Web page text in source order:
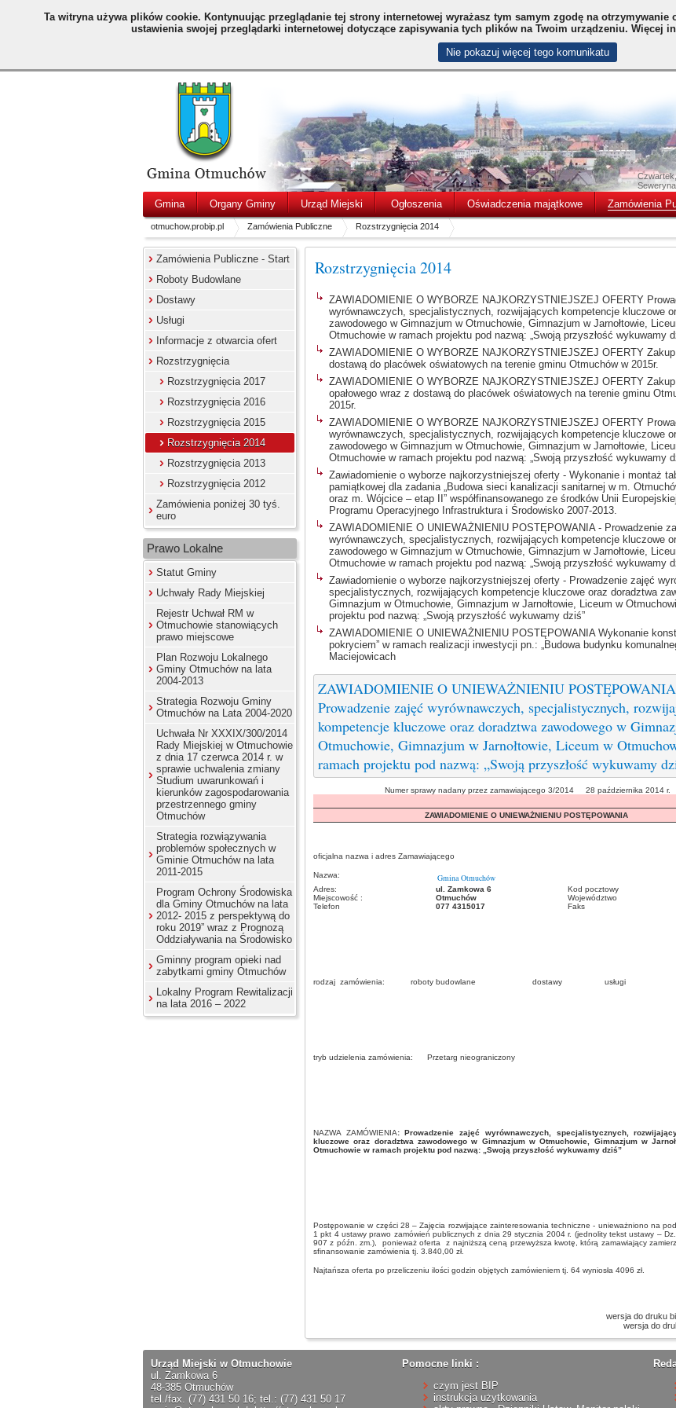
Ta witryna używa plików cookie. Kontynuując przeglądanie tej strony internetowej wyrażasz tym samym zgodę na
ustawienia swojej przeglądarki internetowej dotyczące zapisywania tych plików na Twoim urządzeniu. Więcej
Nie pokazuj więcej tego komunikatu
Seweryna
Gmina Organy Gminy Urząd Miejski Ogłoszenia Oświadczenia majątkowe Zamówienia
otmuchow.probip.pl Zamówienia Publiczne Rozstrzygnięcia 2014
Zamówienia Publiczne - Start
Roboty Budowlane
Dostawy
Usługi
Informacje z otwarcia ofert
Rozstrzygnięcia
Rozstrzygnięcia 2017
Rozstrzygnięcia 2016
Rozstrzygnięcia 2015
Rozstrzygnięcia 2014
Rozstrzygnięcia 2013
Rozstrzygnięcia 2012
Zamówienia poniżej 30 tyś.
euro
Prawo Lokalne
Statut Gminy
Uchwały Rady Miejskiej
Rejestr Uchwał RM w
Otmuchowie stanowiących
prawo miejscowe
Plan Rozwoju Lokalnego
Gminy Otmuchów na lata
2004-2013
Strategia Rozwoju Gminy
Otmuchów na Lata 2004-2020
Uchwała Nr XXXIX/300/2014
Rady Miejskiej w Otmuchowie
z dnia 17 czerwca 2014 r. w
sprawie uchwalenia zmiany
Studium uwarunkowań i
kierunków zagospodarowania
przestrzennego gminy
Otmuchów
Strategia rozwiązywania
problemów społecznych w
Gminie Otmuchów na lata
2011-2015
Program Ochrony Środowiska
dla Gminy Otmuchów na lata
2012- 2015 z perspektywą do
roku 2019” wraz z Prognozą
Oddziaływania na Środowisko
Gminny program opieki nad
zabytkami gminy Otmuchów
Lokalny Program Rewitalizacji
na lata 2016 – 2022
Rozstrzygnięcia 2014
ZAWIADOMIENIE O WYBORZE NAJKORZYSTNIEJSZEJ OFERTY
wyrównawczych, specjalistycznych, rozwijających kompetencje kluczowe
zawodowego w Gimnazjum w Otmuchowie, Gimnazjum w Jarnołtowie,
Otmuchowie w ramach projektu pod nazwą: „Swoją przyszłość wykuwamy
ZAWIADOMIENIE O WYBORZE NAJKORZYSTNIEJSZEJ OFERTY Zakup
dostawą do placówek oświatowych na terenie gminu Otmuchów w 2015r.
ZAWIADOMIENIE O WYBORZE NAJKORZYSTNIEJSZEJ OFERTY
opałowego wraz z dostawą do placówek oświatowych na terenie gminu
2015r.
ZAWIADOMIENIE O WYBORZE NAJKORZYSTNIEJSZEJ OFERTY
wyrównawczych, specjalistycznych, rozwijających kompetencje kluczowe
zawodowego w Gimnazjum w Otmuchowie, Gimnazjum w Jarnołtowie,
Otmuchowie w ramach projektu pod nazwą: „Swoją przyszłość wykuwamy
Zawiadomienie o wyborze najkorzystniejszej oferty - Wykonanie i montaż
pamiątkowej dla zadania „Budowa sieci kanalizacji sanitarnej w m.
oraz m. Wójcice – etap II” współfinansowanego ze środków Unii
Programu Operacyjnego Infrastruktura i Środowisko 2007-2013.
ZAWIADOMIENIE O UNIEWAŻNIENIU POSTĘPOWANIA - Prowadzenie
wyrównawczych, specjalistycznych, rozwijających kompetencje kluczowe
zawodowego w Gimnazjum w Otmuchowie, Gimnazjum w Jarnołtowie,
Otmuchowie w ramach projektu pod nazwą: „Swoją przyszłość wykuwamy
Zawiadomienie o wyborze najkorzystniejszej oferty - Prowadzenie zajęć
specjalistycznych, rozwijających kompetencje kluczowe oraz doradztwa
Gimnazjum w Otmuchowie, Gimnazjum w Jarnołtowie, Liceum w
projektu pod nazwą: „Swoją przyszłość wykuwamy dziś”
ZAWIADOMIENIE O UNIEWAŻNIENIU POSTĘPOWANIA Wykonanie
pokryciem” w ramach realizacji inwestycji pn.: „Budowa budynku
Maciejowicach
ZAWIADOMIENIE O UNIEWAŻNIENIU
Prowadzenie zajęć wyrównawczych, specjalistycznych,
kompetencje kluczowe oraz doradztwa zawodowego w
Otmuchowie, Gimnazjum w Jarnołtowie, Liceum w
ramach projektu pod nazwą: „Swoją przyszłość wykuwamy
Numer sprawy nadany przez zamawiającego 3/2014 28 października 2014 r.
ZAWIADOMIENIE O UNIEWAŻNIENIU POSTĘPOWANIA
oficjalna nazwa i adres Zamawiającego
Nazwa: Gmina Otmuchów
Adres: ul. Zamkowa 6 Kod pocztowy
Miejscowość :
Otmuchów Województwo
Telefon
077 4315017 Faks
rodzaj zamówienia: roboty budowlane dostawy usługi
tryb udzielenia zamówienia: Przetarg nieograniczony
NAZWA ZAMÓWIENIA:
Prowadzenie zajęć wyrównawczych, specjalistycznych,
kluczowe oraz doradztwa zawodowego w Gimnazjum w Otmuchowie, Gimnazjum w
Otmuchowie w ramach projektu pod nazwą: „Swoją przyszłość wykuwamy dziś”
Postępowanie w części 28 – Zajęcia rozwijające zainteresowania techniczne - unieważniono na
1 pkt 4 ustawy prawo zamówień publicznych z dnia 29 stycznia 2004 r. (jednolity tekst ustawy –
907 z późn. zm.), ponieważ oferta z najniższą ceną przewyższa kwotę, którą zamawiający
sfinansowanie zamówienia tj. 3.840,00 zł.
Najtańsza oferta po przeliczeniu ilości godzin objętych zamówieniem tj. 64 wyniosła 4096 zł.
wersja do druku
wersja do
Urząd Miejski w Otmuchowie
ul. Zamkowa 6
48-385 Otmuchów
tel./fax. (77) 431 50 16; tel.: (77) 431 50 17
Pomocne linki :
czym jest BIP
instrukcja użytkowania